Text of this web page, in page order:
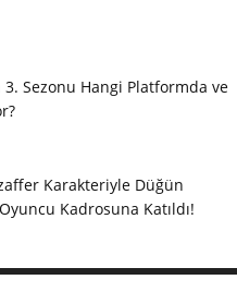
3. Sezonu Hangi Platformda ve
Karakteriyle Düğün
Kadrosuna Katıldı!